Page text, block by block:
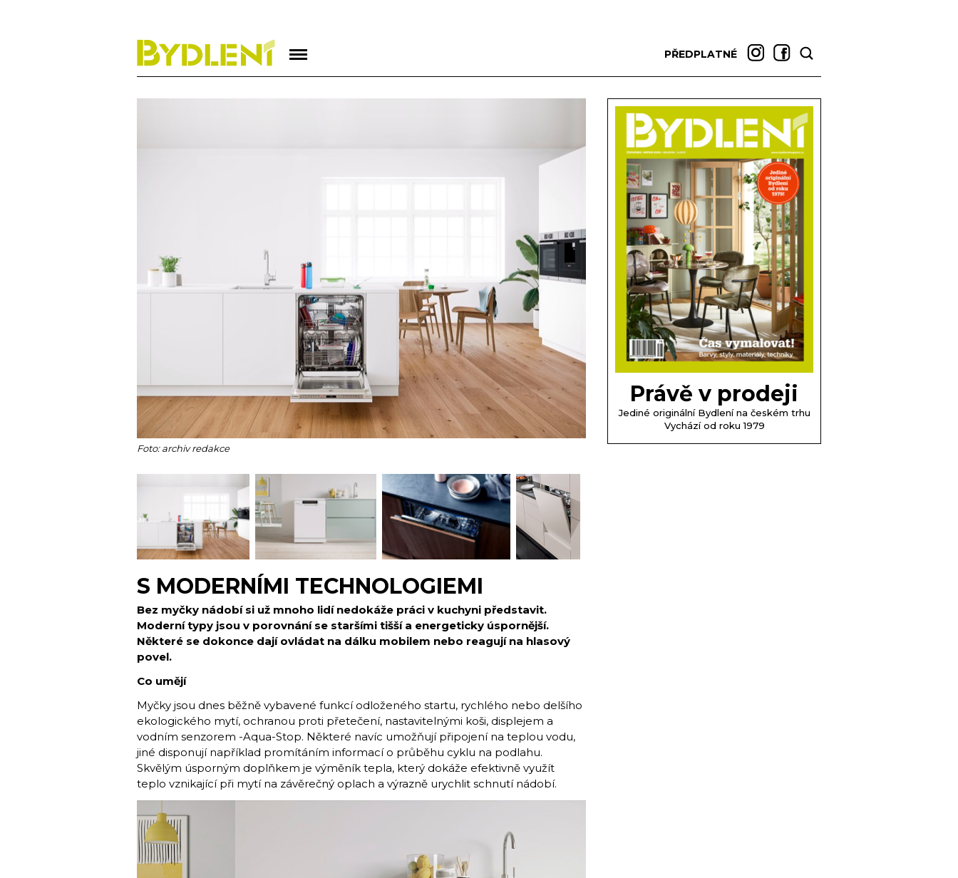
PŘEDPLATNÉ
Foto: archiv redakce
S MODERNÍMI TECHNOLOGIEMI
Bez myčky nádobí si už mnoho lidí nedokáže práci v kuchyni představit.
Modernítypy jsou v porovnání se staršími tišší a energeticky úspornější.
Některé se dokonce dají ovládat na dálku mobilem nebo reagují na hlasový
povel.
Co umějí
Myčky jsou dnes běžně vybavené funkcí odloženého startu, rychlého nebo delšího
ekologického mytí, ochranou proti přetečení, nastavitelnými koši, displejem a
vodním senzorem -Aqua-Stop. Některé navíc umožňují připojení na teplou vodu,
jiné disponují například promítáním informací o průběhu cyklu na podlahu.
Skvělým úsporným doplňkem je výměník tepla, který dokáže efektivně využít
teplo vznikající při mytí na závěrečný oplach a výrazně urychlit schnutí nádobí.
Právě v prodeji
Jediné originální Bydlení na českém trhu
Vychází od roku 1979